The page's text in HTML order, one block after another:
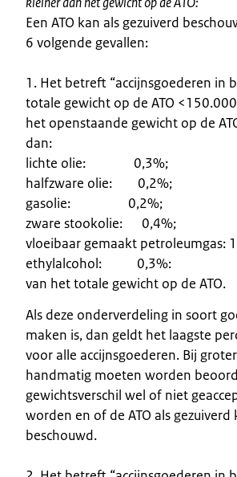
Een ATO kan als gezuiverd
6 volgende gevallen:
1. Het betreft “accijnsgoederen in
totale gewicht op de ATO
het openstaande gewicht op de
dan:
lichte olie: 0,3%;
halfzware olie: 0,2%;
gasolie: 0,2%;
zware stookolie: 0,4%;
vloeibaar gemaakt petroleumgas:
ethylalcohol: 0,3%:
van het totale gewicht op de ATO.
Als deze onderverdeling in soort
maken is, dan geldt het laagste
voor alle accijnsgoederen. Bij
handmatig moeten worden
gewichtsverschil wel of niet
worden en of de ATO als
beschouwd.